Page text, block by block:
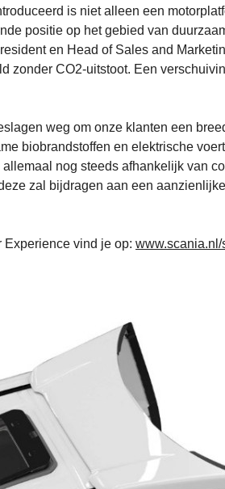
is niet alleen een
positie op het gebied van
en Head of Sales and
zonder CO2-uitstoot. Een
weg om onze klanten een
biobrandstoffen en elektrische
nog steeds afhankelijk van
zal bijdragen aan een
Experience vind je op: